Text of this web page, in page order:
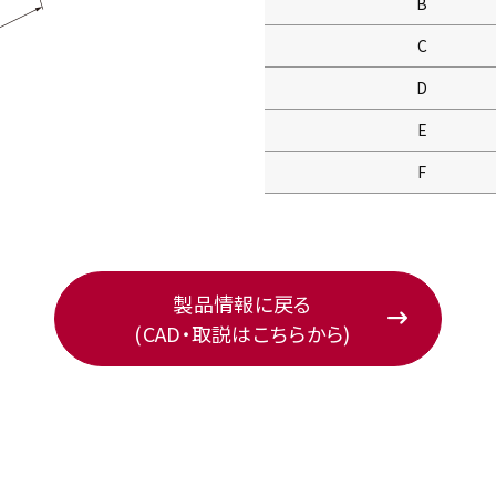
C
D
E
F
製品情報に戻る
(CAD・取説はこちらから)